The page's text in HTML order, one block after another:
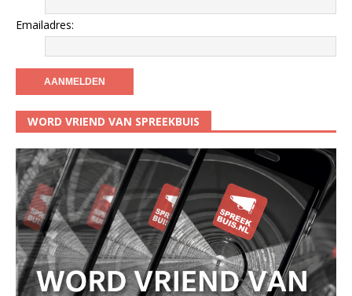
Emailadres:
WORD VRIEND VAN SPREEKBUIS